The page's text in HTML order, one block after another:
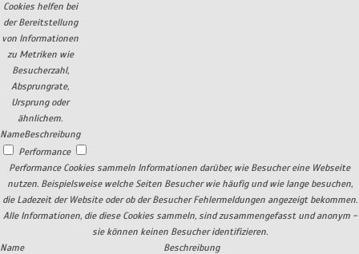
Cookies helfen bei
der Bereitstellung
von Informationen
zu Metriken wie
Besucherzahl,
Absprungrate,
Ursprung oder
ähnlichem.
NameBeschreibung
Performance
Performance Cookies sammeln Informationen darüber, wie Besucher eine Webseite
nutzen. Beispielsweise welche Seiten Besucher wie häufig und wie lange besuchen,
die Ladezeit der Website oder ob der Besucher Fehlermeldungen angezeigt bekommen.
Alle Informationen, die diese Cookies sammeln, sind zusammengefasst und anonym -
sie können keinen Besucher identifizieren.
Name
Beschreibung